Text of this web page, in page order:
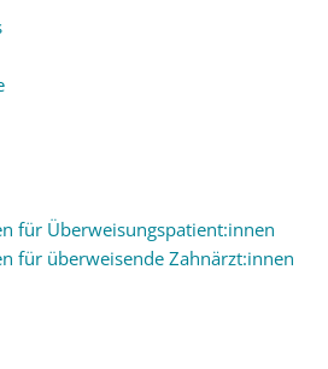
für Überweisungspatient:innen
für überweisende Zahnärzt:innen